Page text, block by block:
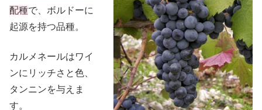
配種で、ボルドーに
起源を持つ品種。
カルメネールはワイ
ンにリッチさと色、
タンニンを与えま
す。